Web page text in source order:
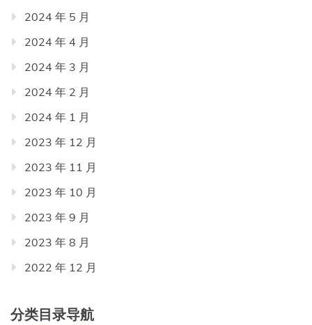
2024 年 5 月
2024 年 4 月
2024 年 3 月
2024 年 2 月
2024 年 1 月
2023 年 12 月
2023 年 11 月
2023 年 10 月
2023 年 9 月
2023 年 8 月
2022 年 12 月
分类目录导航